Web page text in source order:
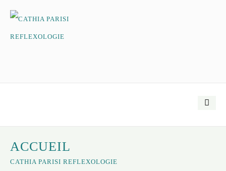
ACCUEIL
CATHIA PARISI REFLEXOLOGIE